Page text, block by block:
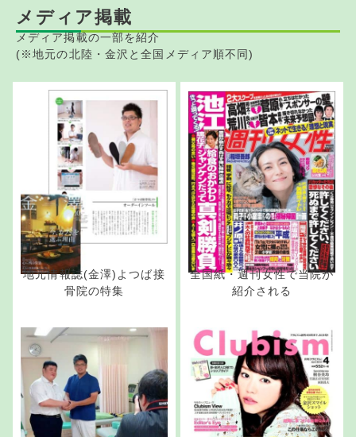
メディア掲載
メディア掲載の一部を紹介
(※地元の北陸・金沢と全国メディア順不同)
地元情報誌(金澤)よつば接
骨院の特集
全国紙・週刊女性で当院が
紹介される